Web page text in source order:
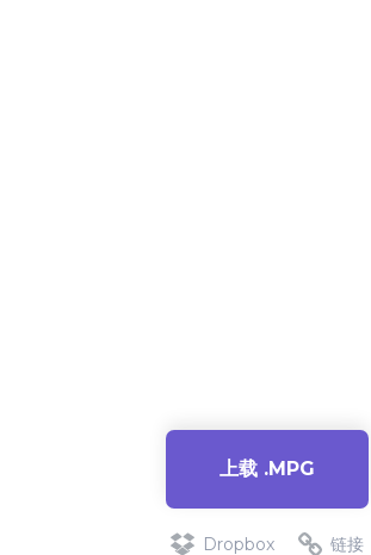
上载 .MPG
Dropbox 链接